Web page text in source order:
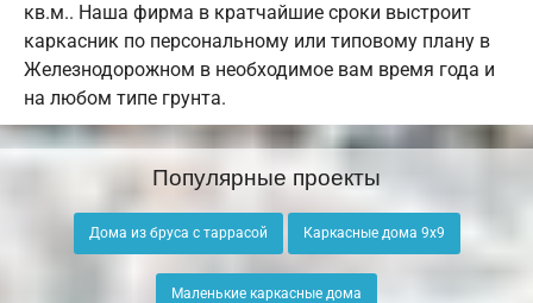
кв.м.. Наша фирма в кратчайшие сроки выстроит
каркасник по персональному или типовому плану в
Железнодорожном в необходимое вам время года и
на любом типе грунта.
Популярные проекты
Дома из бруса с таррасой Каркасные дома 9х9
Маленькие каркасные дома